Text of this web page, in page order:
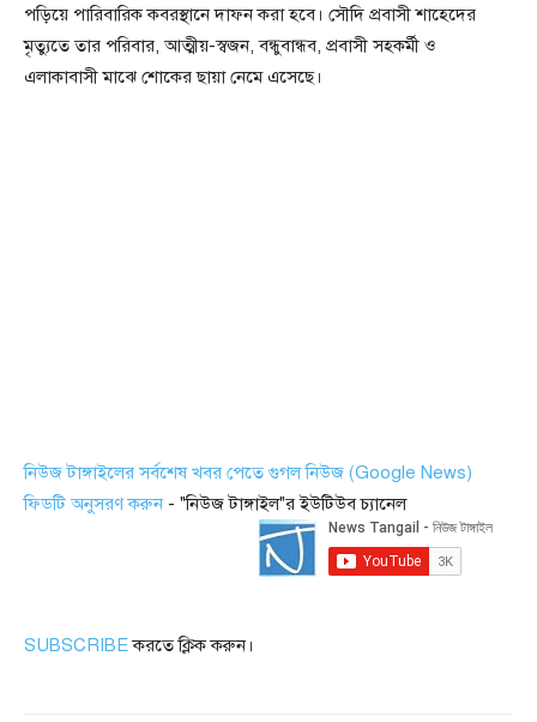
পড়িয়ে পারিবারিক কবরস্থানে দাফন করা হবে। সৌদি প্রবাসী শাহেদের
মৃত্যুতে তার পরিবার, আত্মীয়-স্বজন, বন্ধুবান্ধব, প্রবাসী সহকর্মী ও
এলাকাবাসী মাঝে শোকের ছায়া নেমে এসেছে।
নিউজ টাঙ্গাইলের সর্বশেষ খবর পেতে গুগল নিউজ (Google News)
ফিডটি অনুসরণ করুন - "নিউজ টাঙ্গাইল"র ইউটিউব চ্যানেল
SUBSCRIBEকরতে ক্লিক করুন।